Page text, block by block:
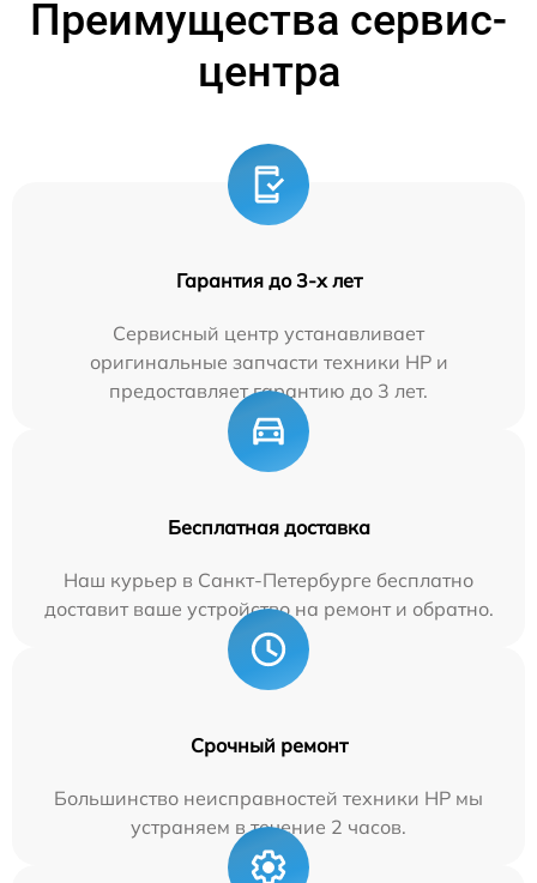
Преимущества сервис-
центра
Гарантия до 3-х лет
Сервисный центр устанавливает
оригинальные запчасти техники HP и
предоставляет гарантию до 3 лет.
Бесплатная доставка
Наш курьер в Санкт-Петербурге бесплатно
доставит ваше устройство на ремонт и обратно.
Срочный ремонт
Большинство неисправностей техники HP мы
устраняем в течение 2 часов.